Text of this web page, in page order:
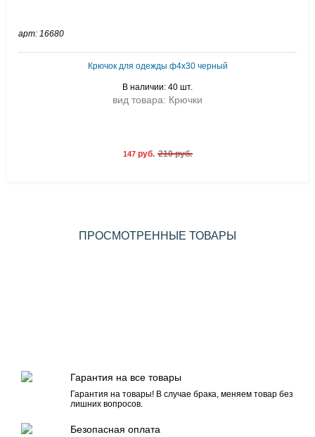
арт: 16680
Крючок для одежды ф4х30 черный
В наличии: 40 шт.
вид товара: Крючки
147 руб. 210 руб.
ПРОСМОТРЕННЫЕ ТОВАРЫ
Гарантия на все товары
Гарантия на товары! В случае брака, меняем товар без
лишних вопросов.
Безопасная оплата